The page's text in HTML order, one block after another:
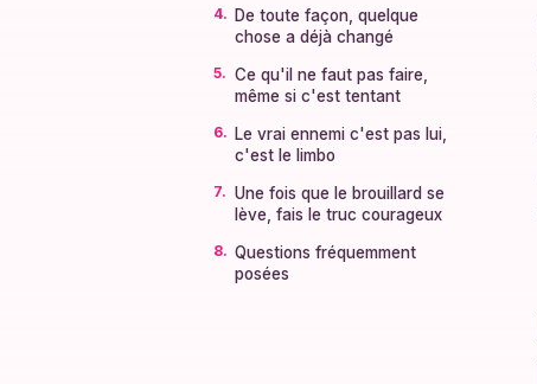
De toute façon, quelque
chose a déjà changé
Ce qu'il ne faut pas faire,
même si c'est tentant
Le vrai ennemi c'est pas lui,
c'est le limbo
Une fois que le brouillard se
lève, fais le truc courageux
Questions fréquemment
posées